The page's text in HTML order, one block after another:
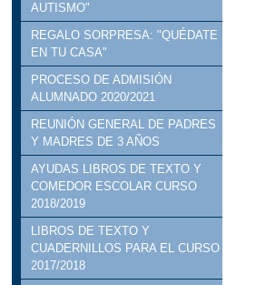
AUTISMO"
REGALO SORPRESA: "QUÉDATE
EN TU CASA"
PROCESO DE ADMISIÓN
ALUMNADO 2020/2021
REUNIÓN GENERAL DE PADRES
Y MADRES DE 3 AÑOS
AYUDAS LIBROS DE TEXTO Y
COMEDOR ESCOLAR CURSO
2018/2019
LIBROS DE TEXTO Y
CUADERNILLOS PARA EL CURSO
2017/2018